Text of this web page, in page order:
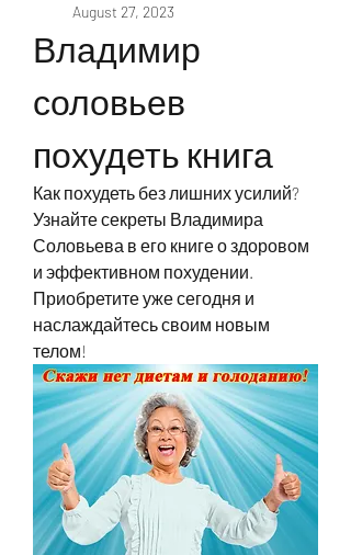
August 27, 2023
Владимир
соловьев
похудеть книга
Как похудеть без лишних усилий?
Узнайте секреты Владимира
Соловьева в его книге о здоровом
и эффективном похудении.
Приобретите уже сегодня и
наслаждайтесь своим новым
телом!